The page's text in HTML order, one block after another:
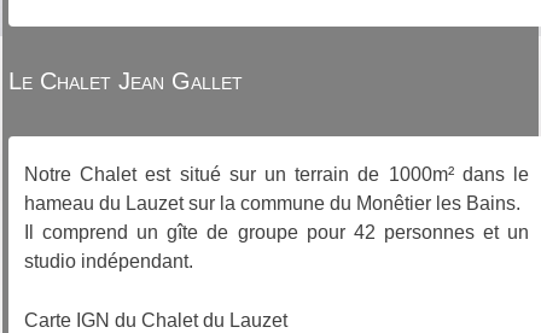
Le Chalet Jean Gallet
Notre Chalet est situé sur un terrain de 1000m² dans le
hameau du Lauzet sur la commune du Monêtier les Bains.
Il comprend un gîte de groupe pour 42 personnes et un
studio indépendant.
Carte IGN du Chalet du Lauzet